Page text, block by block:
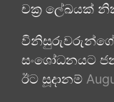
චක්‍ර ලේඛයක්
විනිසුරුවරුන්ගේ
සංශෝධනයට
ඊට සූදානම්